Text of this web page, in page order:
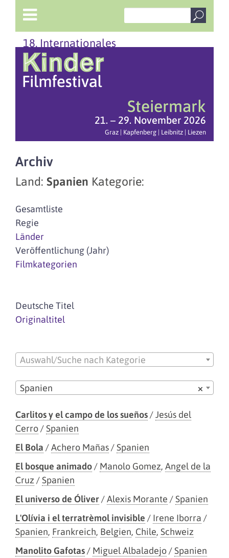
18. Internationales
Steiermark
21. – 29. November 2026
Graz | Kapfenberg | Leibnitz | Liezen
Archiv
Land: Spanien Kategorie:
Gesamtliste
Regie
Länder
Veröffentlichung (Jahr)
Filmkategorien
Deutsche Titel
Originaltitel
Auswahl/Suche nach Kategorie
×
Spanien
Carlitos y el campo de los sueños/Jesús del
Cerro/Spanien
El Bola /Achero Mañas/Spanien
El bosque animado/ Manolo Gomez, Angel de la
Cruz /Spanien
El universo de Óliver/Alexis Morante /Spanien
L'Olívia i el terratrèmol invisible / Irene Iborra /
Spanien, Frankreich, Belgien, Chile, Schweiz
Manolito Gafotas/ Miguel Albaladejo/Spanien